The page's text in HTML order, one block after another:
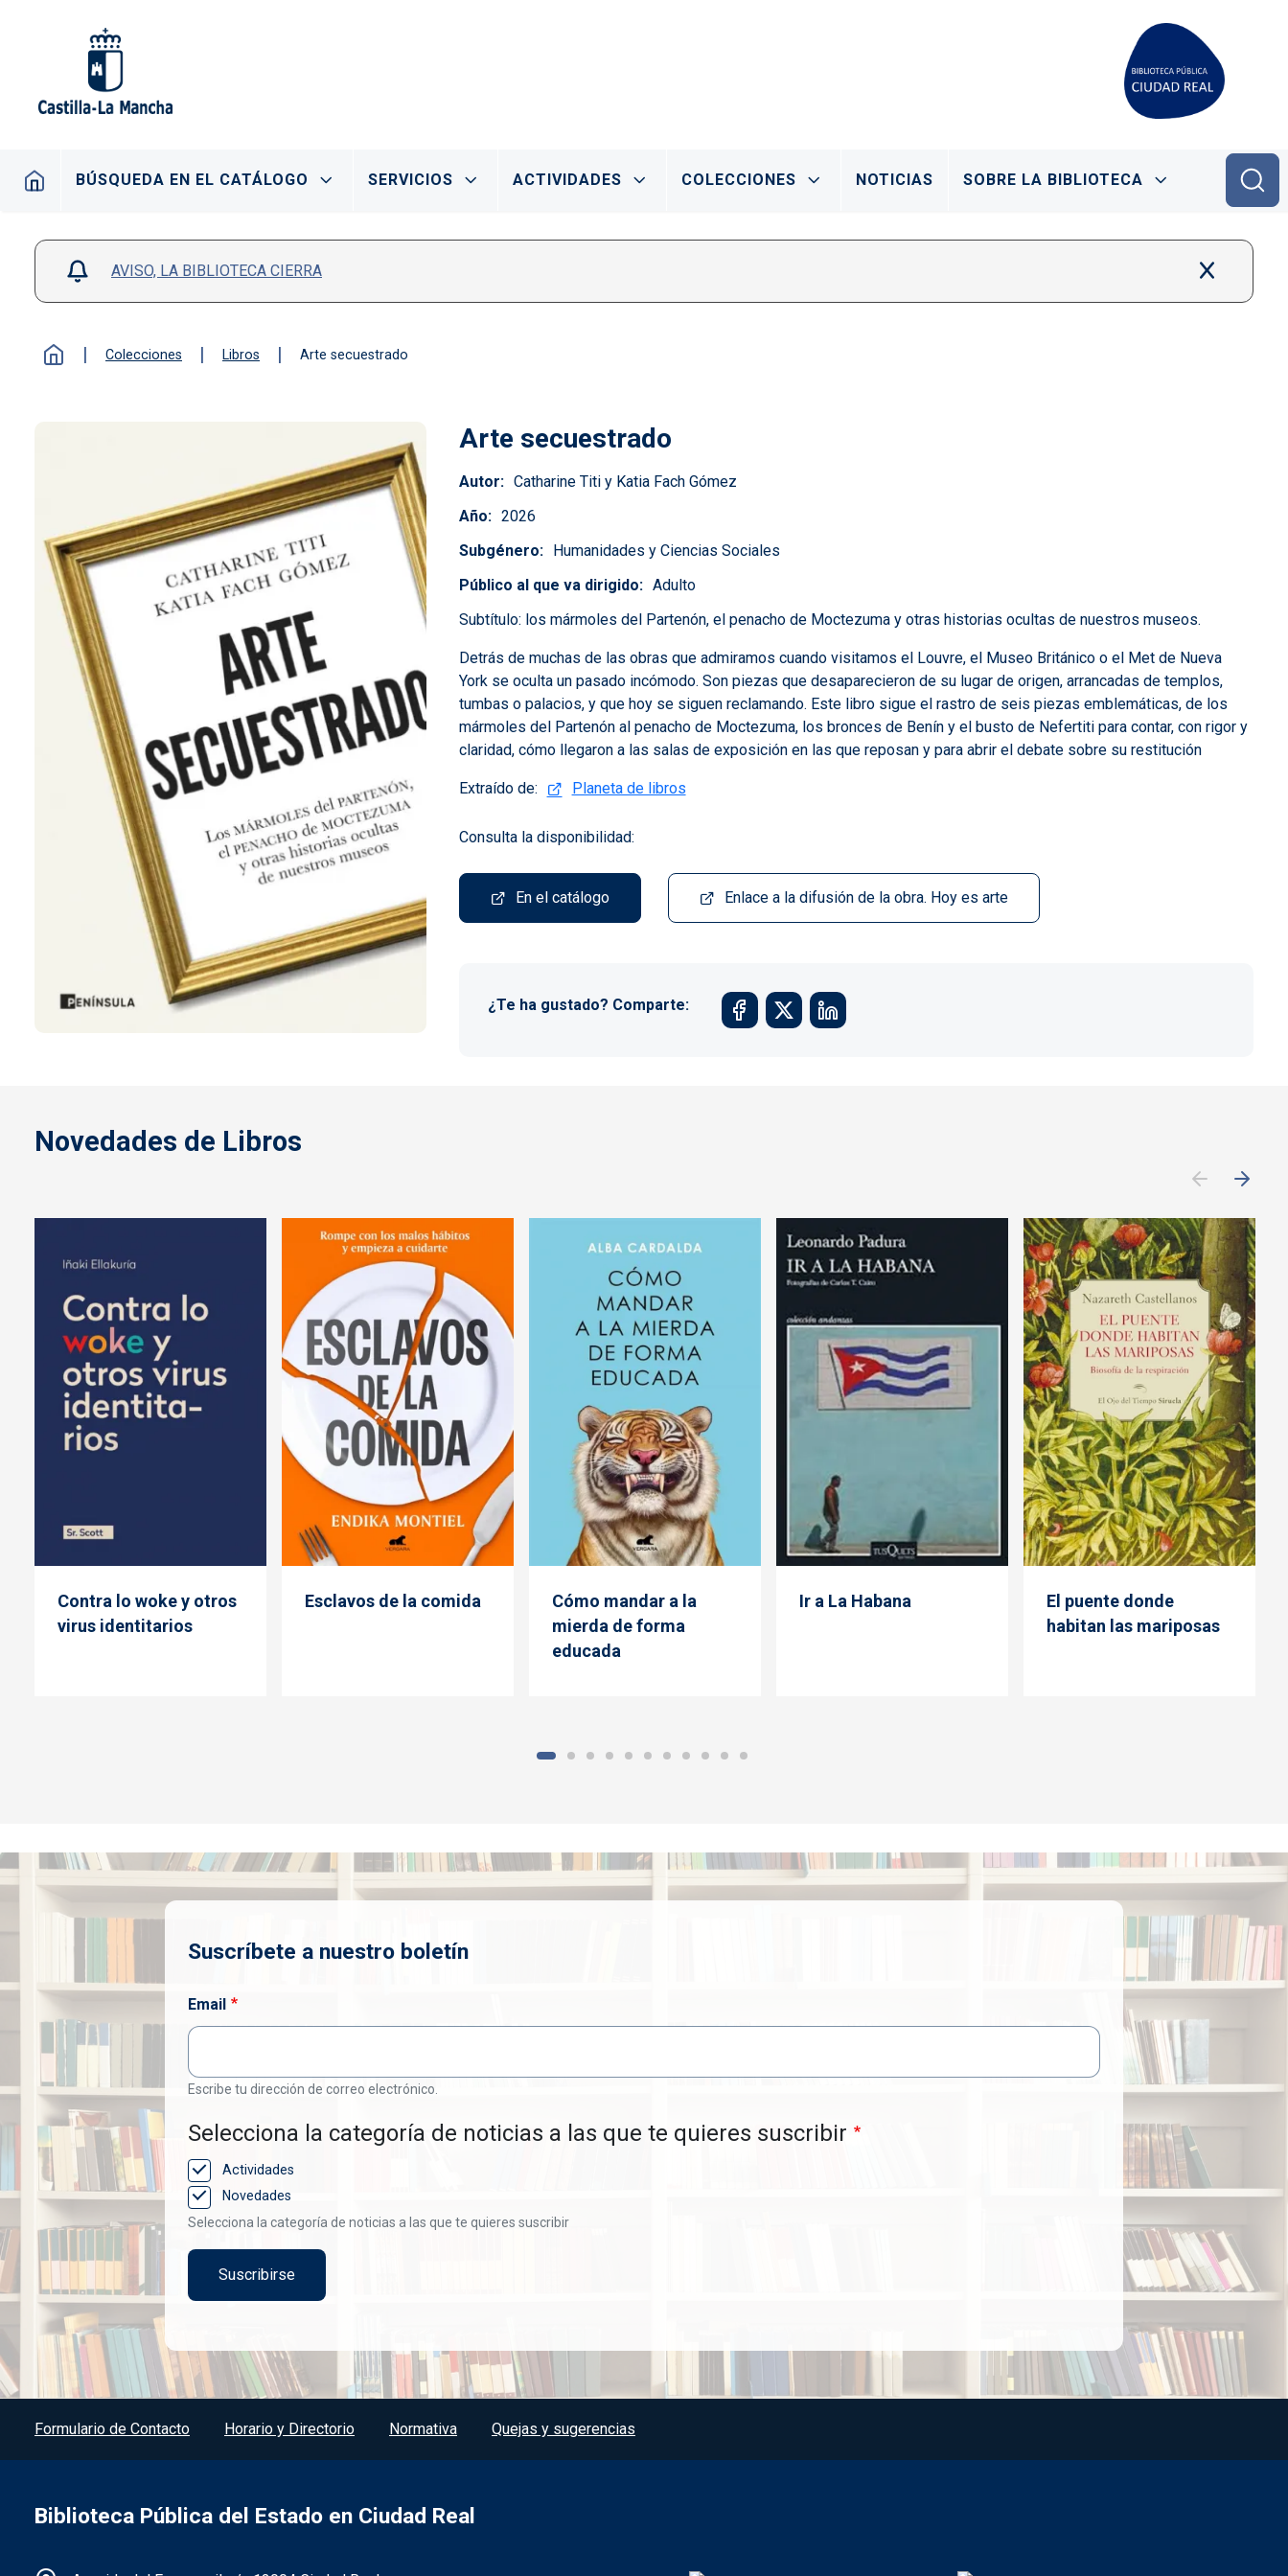
Navegación principal
BÚSQUEDA EN EL CATÁLOGO SERVICIOS ACTIVIDADES COLECCIONES NOTICIAS SOBRE LA BIBLIOTECA
AVISO, LA BIBLIOTECA CIERRA
Colecciones Libros Arte secuestrado
Arte secuestrado
Autor
Catharine Titi y Katia Fach Gómez
Año
2026
Subgénero
Humanidades y Ciencias Sociales
Público al que va dirigido
Adulto
Subtítulo: los mármoles del Partenón, el penacho de Moctezuma y otras historias ocultas de nuestros museos.
Detrás de muchas de las obras que admiramos cuando visitamos el Louvre, el Museo Británico o el Met de Nueva
York se oculta un pasado incómodo. Son piezas que desaparecieron de su lugar de origen, arrancadas de templos,
tumbas o palacios, y que hoy se siguen reclamando. Este libro sigue el rastro de seis piezas emblemáticas, de los
mármoles del Partenón al penacho de Moctezuma, los bronces de Benín y el busto de Nefertiti para contar, con rigor y
claridad, cómo llegaron a las salas de exposición en las que reposan y para abrir el debate sobre su restitución
Extraído de: Planeta de libros
Consulta la disponibilidad:
En el catálogo Enlace a la difusión de la obra. Hoy es arte
¿Te ha gustado? Comparte:
Novedades de Libros
Contra lo woke y otros
virus identitarios
Esclavos de la comida
Cómo mandar a la
mierda de forma
educada
Ir a La Habana
El puente donde
habitan las mariposas
Suscríbete a nuestro boletín
Email
Escribe tu dirección de correo electrónico.
Selecciona la categoría de noticias a las que te quieres suscribir
Actividades
Novedades
Selecciona la categoría de noticias a las que te quieres suscribir
Menú del pie
Formulario de Contacto Horario y Directorio Normativa Quejas y sugerencias
Biblioteca Pública del Estado en Ciudad Real